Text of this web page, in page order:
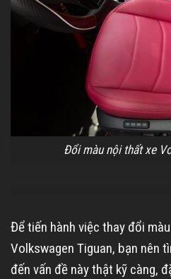
Đổi màu nội thất xe
Để tiến hành việc thay đổi
Volkswagen Tiguan, bạn nên
đến vấn đề này thật kỹ càng,